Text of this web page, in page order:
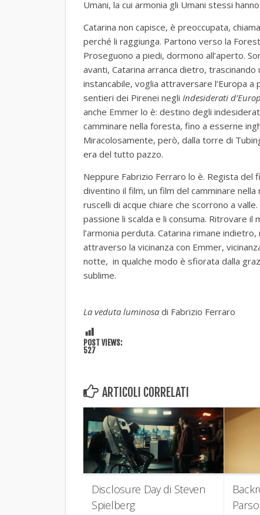
Umani, la cui armonia gli Umani stessi
Catarina non capisce, è preoccupata,
perché li raggiunga. Partono verso la
Proseguono a piedi, dormono all’aperto.
avanti, Catarina arranca dietro, trascinando
instancabile, voglia attraversare l’Europa
sentieri dei Pirenei negli Indesiderati
anche Emmer lo è: destino degli
camminare nella foresta, fino a esserne
Miracolosamente, però, dalla torre di
era del tutto pazzo.
Neppure Fabrizio Ferraro lo è. Regista del
diventino il film, un film del camminare
ruscelli di acque chiare che scorrono a
passione li scalda e li consuma. Ritrovare
l’armonia perduta. Catarina rimane
attraverso la vicinanza con Emmer,
notte, in qualche modo è sfiorata dalla
sublime.
La veduta luminosa di Fabrizio Ferraro
POST VIEWS:
527
ARTICOLI CORRELATI
Disclosure Day di Steven
Spielberg